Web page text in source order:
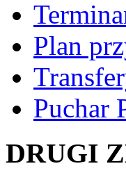
Plan
Puchar
DRUGI